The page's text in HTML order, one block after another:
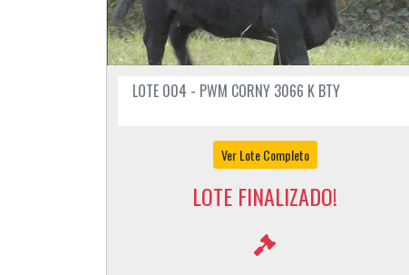
LOTE 004 - PWM CORNY 3066 K BTY
Ver Lote Completo
LOTE FINALIZADO!